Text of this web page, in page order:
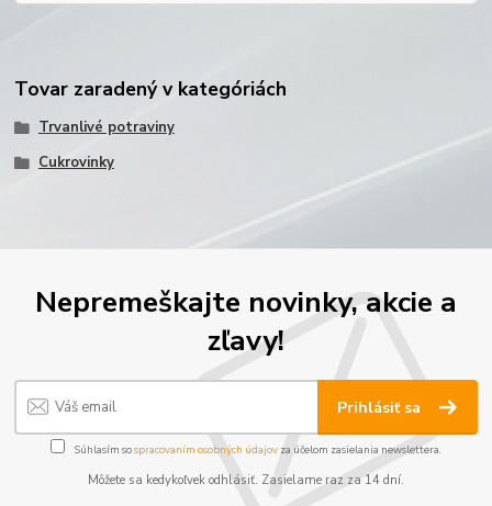
Tovar zaradený v kategóriách
Trvanlivé potraviny
Cukrovinky
Nepremeškajte novinky, akcie a
zľavy!
Prihlásiť sa
Súhlasím sospracovaním osobných údajov za účelom zasielania newslettera.
Môžete sa kedykoľvek odhlásiť. Zasielame raz za 14 dní.